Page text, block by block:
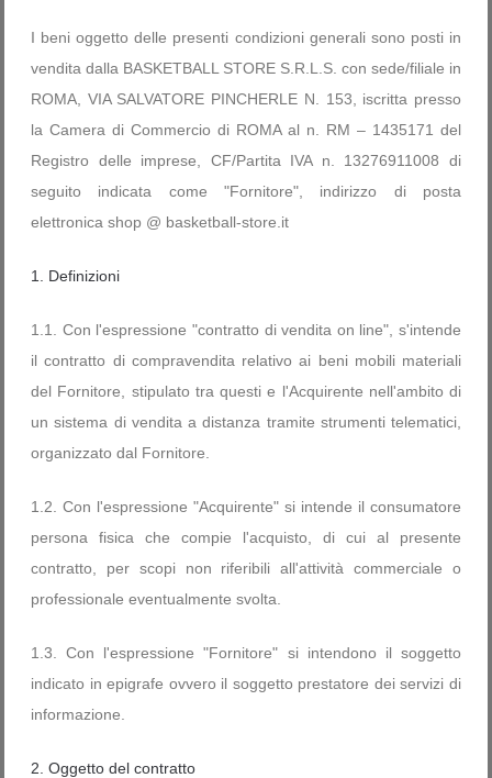
I beni oggetto delle presenti condizioni generali sono posti in
vendita dalla BASKETBALL STORE S.R.L.S. con sede/filiale in
ROMA, VIA SALVATORE PINCHERLE N. 153, iscritta presso
la Camera di Commercio di ROMA al n. RM – 1435171 del
Registro delle imprese, CF/Partita IVA n. 13276911008 di
seguito indicata come "Fornitore", indirizzo di posta
elettronica shop @ basketball-store.it
1. Definizioni
1.1. Con l'espressione "contratto di vendita on line", s'intende
il contratto di compravendita relativo ai beni mobili materiali
del Fornitore, stipulato tra questi e l'Acquirente nell'ambito di
un sistema di vendita a distanza tramite strumenti telematici,
organizzato dal Fornitore.
1.2. Con l'espressione "Acquirente" si intende il consumatore
persona fisica che compie l'acquisto, di cui al presente
contratto, per scopi non riferibili all'attività commerciale o
professionale eventualmente svolta.
1.3. Con l'espressione "Fornitore" si intendono il soggetto
indicato in epigrafe ovvero il soggetto prestatore dei servizi di
informazione.
2. Oggetto del contratto